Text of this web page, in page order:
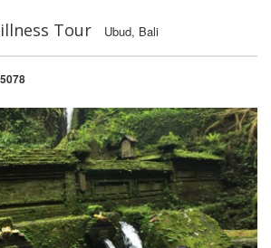
Tour Ubud, Bali
5078